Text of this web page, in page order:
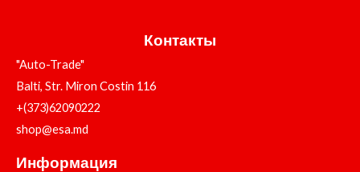
Контакты
"Auto-Trade"
Balti, Str. Miron Costin 116
+(373)62090222
shop@esa.md
Информация